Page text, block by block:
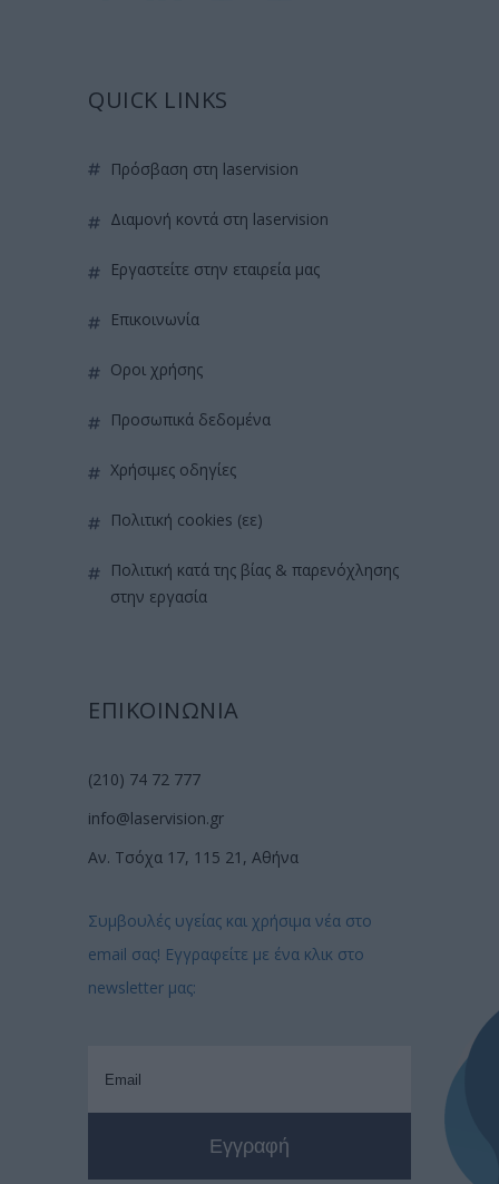
QUICK LINKS
πρόσβαση στη laservision
διαμονή κοντά στη laservision
εργαστείτε στην εταιρεία μας
επικοινωνία
όροι χρήσης
προσωπικά δεδομένα
χρήσιμες οδηγίες
πολιτική cookies (εε)
πολιτική κατά της βίας & παρενόχλησης
στην εργασία
ΕΠΙΚΟΙΝΩΝΙΑ
(210) 74 72 777
info@laservision.gr
Αν. Τσόχα 17, 115 21, Αθήνα
Συμβουλές υγείας και χρήσιμα νέα στο
email σας! Εγγραφείτε με ένα κλικ στο
newsletter μας: